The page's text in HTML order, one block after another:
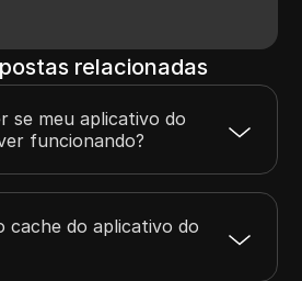
relacionadas
se meu aplicativo do
funcionando?
cache do aplicativo do